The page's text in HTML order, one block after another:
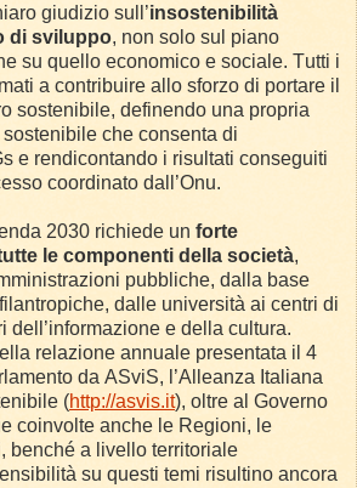
giudizio sull’insostenibilità
di sviluppo, non solo sul piano
su quello economico e sociale. Tutti i
a contribuire allo sforzo di portare il
sostenibile, definendo una propria
che consenta di
e rendicontando i risultati conseguiti
coordinato dall’Onu.
2030 richiede un forte
le componenti della società,
pubbliche, dalla base
dalle università ai centri di
dell’informazione e della cultura.
relazione annuale presentata il 4
da ASviS, l’Alleanza Italiana
(http://asvis.it), oltre al Governo
coinvolte anche le Regioni, le
benché a livello territoriale
su questi temi risultino ancora